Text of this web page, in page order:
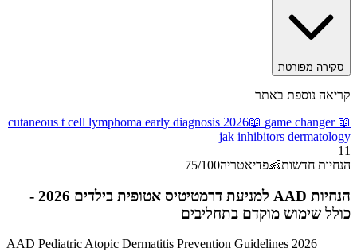
סקירה מפורטת
קריאה נוספת באתר
📖
cutaneous t cell lymphoma early diagnosis 2026📖 game changer
jak inhibitors dermatology
11
הנחיות חדשות👶פדיאטריה 75/100
הנחיות AAD למניעת דרמטיטיס אטופית בילדים 2026 -
כולל שימוש מוקדם בתחליבים
AAD Pediatric Atopic Dermatitis Prevention Guidelines 2026